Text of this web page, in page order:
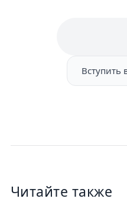
Вступить
Читайте также